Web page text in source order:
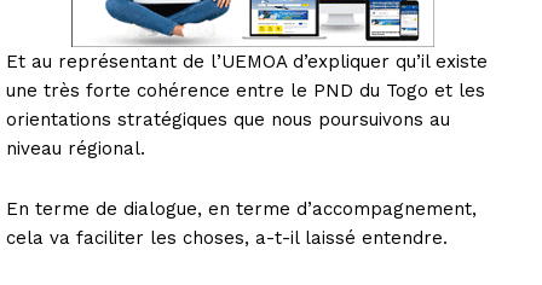
Et au représentant de l’UEMOA d’expliquer qu’il existe
une très forte cohérence entre le PND du Togo et les
orientations stratégiques que nous poursuivons au
niveau régional.
En terme de dialogue, en terme d’accompagnement,
cela va faciliter les choses, a-t-il laissé entendre.